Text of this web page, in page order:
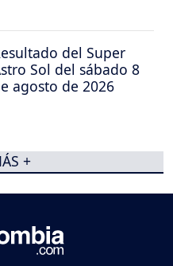
del Super
Sol del sábado 8
agosto de 2026
+